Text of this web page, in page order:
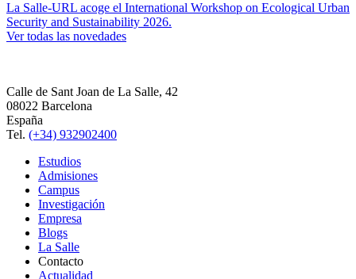
La Salle-URL acoge el International Workshop on Ecological Urban
Security and Sustainability 2026.
Ver todas las novedades
Calle de Sant Joan de La Salle, 42
08022 Barcelona
España
Tel. (+34) 932902400
Estudios
Admisiones
Campus
Investigación
Empresa
Blogs
La Salle
Contacto
Actualidad